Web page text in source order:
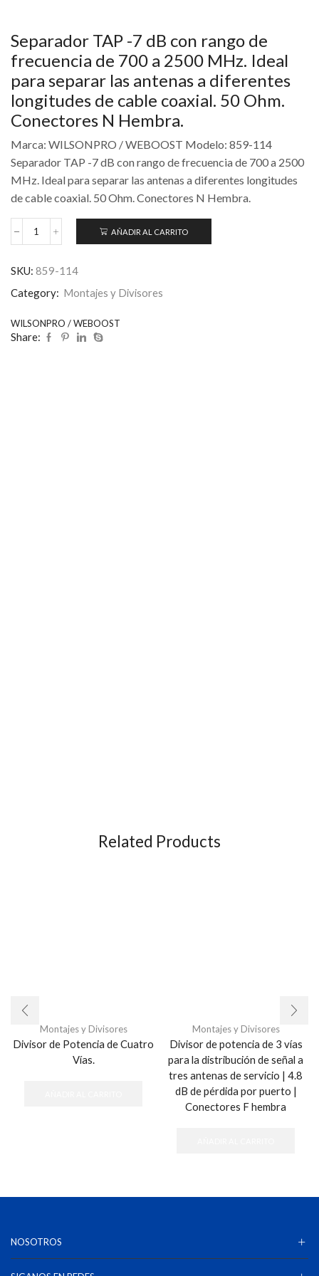
Separador TAP -7 dB con rango de
frecuencia de 700 a 2500 MHz. Ideal
para separar las antenas a diferentes
longitudes de cable coaxial. 50 Ohm.
Conectores N Hembra.
Marca: WILSONPRO / WEBOOST Modelo: 859-114
Separador TAP -7 dB con rango de frecuencia de 700 a 2500
MHz. Ideal para separar las antenas a diferentes longitudes
de cable coaxial. 50 Ohm. Conectores N Hembra.
AÑADIR AL CARRITO
SKU: 859-114
Category: Montajes y Divisores
WILSONPRO / WEBOOST
Share:
Related Products
Montajes y Divisores
Divisor de Potencia de Cuatro
Vías.
Montajes y Divisores
Divisor de potencia de 3 vías
para la distribución de señal a
tres antenas de servicio | 4.8
dB de pérdida por puerto |
Conectores F hembra
NOSOTROS